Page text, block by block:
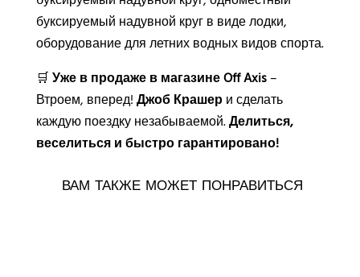
буксируемый надувной круг в виде лодки,
оборудование для летних водных видов спорта.
🛒 Уже в продаже в магазине Off Axis–
Втроем, вперед! Джоб Крашери сделать
каждую поездку незабываемой.Делиться,
веселиться и быстро гарантировано!
ВАМ ТАКЖЕ МОЖЕТ ПОНРАВИТЬСЯ